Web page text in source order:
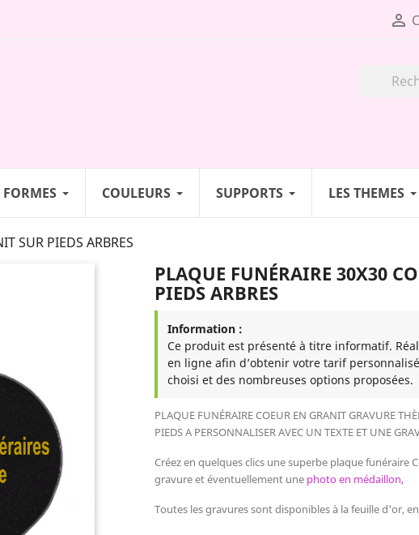

FORMES COULEURS SUPPORTS LES THEMES
SUR PIEDS ARBRES
PLAQUE FUNÉRAIRE 30X30
PIEDS ARBRES
Information :
Ce produit est présenté à titre informatif.
en ligne afin d’obtenir votre tarif
choisi et des nombreuses options proposées.
PLAQUE FUNÉRAIRE COEUR EN GRANIT GRAVURE
PIEDSA PERSONNALISER AVEC UN TEXTE ET UNE
Créez en quelques clics une superbe plaque funéraire
gravure et éventuellement une photo en médaillon,
Toutes les gravures sont disponibles à la feuille d'or,